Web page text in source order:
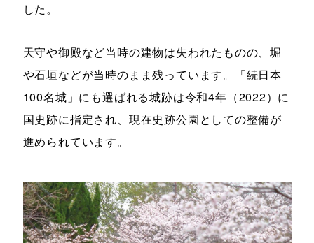
した。
天守や御殿など当時の建物は失われたものの、堀
や石垣などが当時のまま残っています。「続日本
100名城」にも選ばれる城跡は令和4年（2022）に
国史跡に指定され、現在史跡公園としての整備が
進められています。